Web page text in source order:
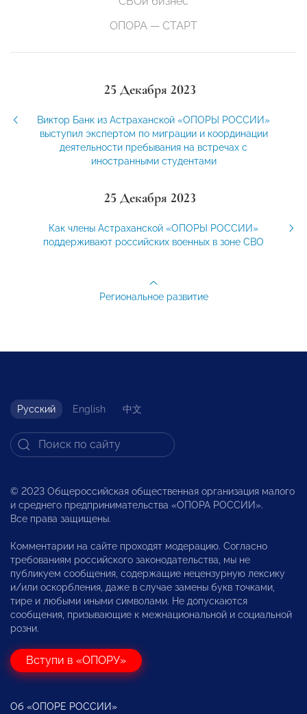
ОПОРА — СТАРТ
25 Декабря 2023
Виктор Банк из Астраханской «ОПОРЫ РОССИИ»
выступил экспертом по миграции и координации
деятельности пребывания на встречах с
иностранными студентами
25 Декабря 2023
Как члены Астраханской «ОПОРЫ РОССИИ»
поддерживают российских военных в зоне СВО
Региональное развитие
Русский English 中文
© 2023 Общероссийская общественная организация малого
и среднего предпринимательства «ОПОРА РОССИИ».
Все права защищены.
Комментарии на сайте проходят модерацию. Согласно
требованиям российского законодательства, мы не
публикуем сообщения, содержащие нецензурную лексику
и/или оскорбления, даже в случае замены букв точками,
тире и любыми иными символами. Не допускаются
сообщения, призывающие к межнациональной и социальной
розни.
Вступи в «ОПОРУ»
Об «ОПОРЕ РОССИИ»